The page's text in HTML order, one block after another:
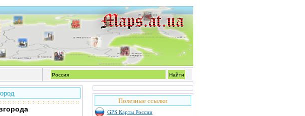
Полезные ссылки
GPS Карты России